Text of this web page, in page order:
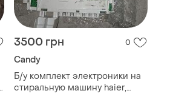
3500 грн 0
Candy
Б/у комплект электроники на
стиральную машину haier,